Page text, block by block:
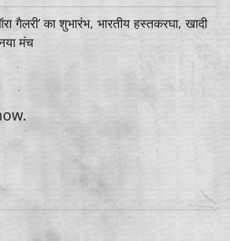
गैलरी’ का शुभारंभ, भारतीय हस्तकरघा, खादी
मंच